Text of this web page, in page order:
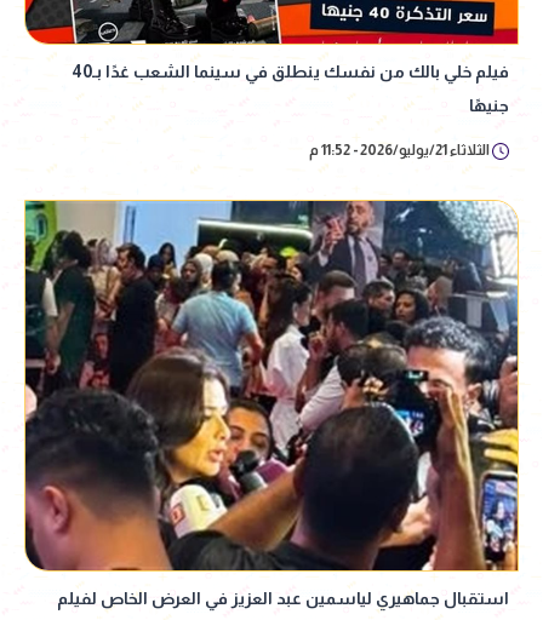
فيلم خلي بالك من نفسك ينطلق في سينما الشعب غدًا بـ40
جنيهًا
الثلاثاء 21/يوليو/2026 - 11:52 م
استقبال جماهيري لياسمين عبد العزيز في العرض الخاص لفيلم